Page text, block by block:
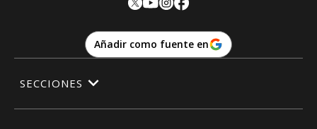
Añadir como fuente en
SECCIONES